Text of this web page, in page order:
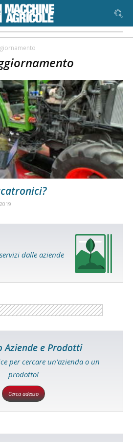
dalle aziende
Aziende e Prodotti
per cercare un'azienda o un
prodotto!
Cerca adesso